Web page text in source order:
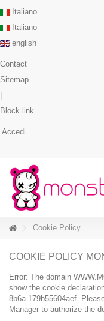
Italiano
Italiano
english
Contact
Sitemap
Block link
Accedi
Cookie Policy
COOKIE POLICY
Error: The domain
show the cookie
8b6a-179b55604aef.
Manager to authorize the